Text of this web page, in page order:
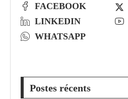
FACEBOOK
LINKEDIN
WHATSAPP
Postes récents